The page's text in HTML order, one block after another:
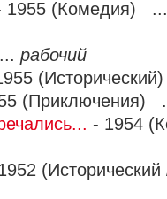
1955 (Комедия)
рабочий
(Приключения)
- 1954